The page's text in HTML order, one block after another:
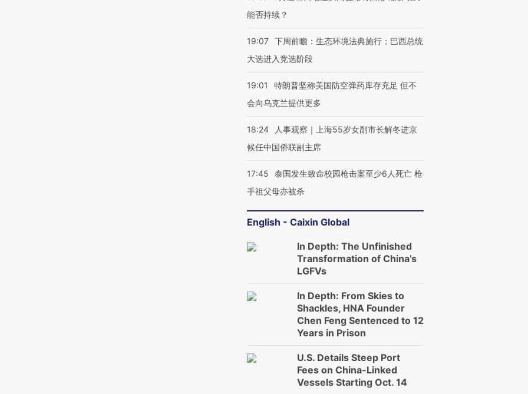
能否持续？
19:07 下周前瞻：生态环境法典施行；巴西总统
大选进入竞选阶段
19:01
特朗普坚称美国防空弹药库存充足 但不
会向乌克兰提供更多
18:24
人事观察｜上海55岁女副市长解冬进京
候任中国侨联副主席
17:45
泰国发生致命校园枪击案至少6人死亡 枪
手祖父母亦被杀
English - Caixin Global
In Depth: The Unfinished
Transformation of China’s
LGFVs
In Depth: From Skies to
Shackles, HNA Founder
Chen Feng Sentenced to 12
Years in Prison
U.S. Details Steep Port
Fees on China-Linked
Vessels Starting Oct. 14